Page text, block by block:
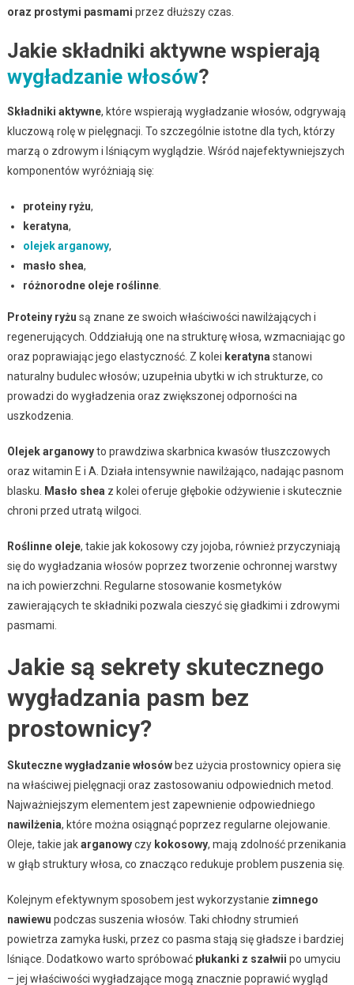
oraz prostymi pasmami przez dłuższy czas.
Jakie składniki aktywne wspierają
wygładzanie włosów?
Składniki aktywne, które wspierają wygładzanie włosów, odgrywają
kluczową rolę w pielęgnacji. To szczególnie istotne dla tych, którzy
marzą o zdrowym i lśniącym wyglądzie. Wśród najefektywniejszych
komponentów wyróżniają się:
proteiny ryżu,
keratyna,
olejek arganowy,
masło shea,
różnorodne oleje roślinne.
Proteiny ryżu są znane ze swoich właściwości nawilżających i
regenerujących. Oddziałują one na strukturę włosa, wzmacniając go
oraz poprawiając jego elastyczność. Z kolei keratyna stanowi
naturalny budulec włosów; uzupełnia ubytki w ich strukturze, co
prowadzi do wygładzenia oraz zwiększonej odporności na
uszkodzenia.
Olejek arganowyto prawdziwa skarbnica kwasów tłuszczowych
oraz witamin E i A. Działa intensywnie nawilżająco, nadając pasnom
blasku.
Masło shea z kolei oferuje głębokie odżywienie i skutecznie
chroni przed utratą wilgoci.
Roślinne oleje, takie jak kokosowy czy jojoba, również przyczyniają
się do wygładzania włosów poprzez tworzenie ochronnej warstwy
na ich powierzchni. Regularne stosowanie kosmetyków
zawierających te składniki pozwala cieszyć się gładkimi i zdrowymi
pasmami.
Jakie są sekrety skutecznego
wygładzania pasm bez
prostownicy?
Skuteczne wygładzanie włosówbez użycia prostownicy opiera się
na właściwej pielęgnacji oraz zastosowaniu odpowiednich metod.
Najważniejszym elementem jest zapewnienie odpowiedniego
nawilżenia, które można osiągnąć poprzez regularne olejowanie.
Oleje, takie jakarganowyczy kokosowy, mają zdolność przenikania
w głąb struktury włosa, co znacząco redukuje problem puszenia się.
Kolejnym efektywnym sposobem jest wykorzystanie zimnego
nawiewu podczas suszenia włosów. Taki chłodny strumień
powietrza zamyka łuski, przez co pasma stają się gładsze i bardziej
lśniące. Dodatkowo warto spróbować płukanki z szałwii po umyciu
– jej właściwości wygładzające mogą znacznie poprawić wygląd